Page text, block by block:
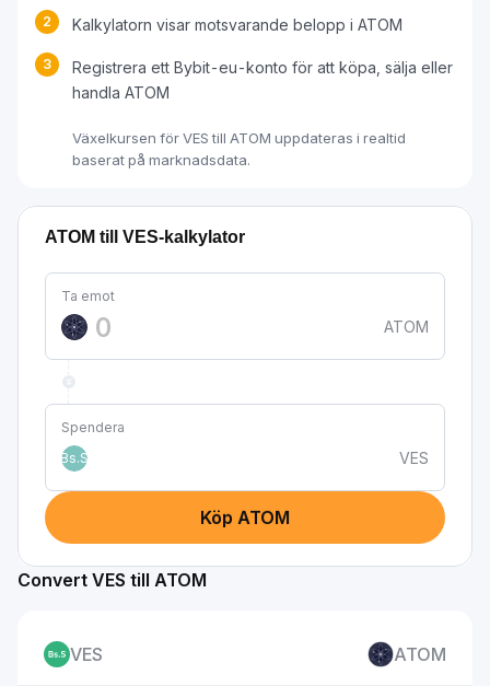
2 Kalkylatorn visar motsvarande belopp i ATOM
3
Registrera ett Bybit-eu-konto för att köpa, sälja eller
handla ATOM
Växelkursen för VES till ATOM uppdateras i realtid
baserat på marknadsdata.
ATOM till VES-kalkylator
Ta emot
ATOM
Spendera
Bs.S
VES
Köp ATOM
Convert VES till ATOM
VES ATOM